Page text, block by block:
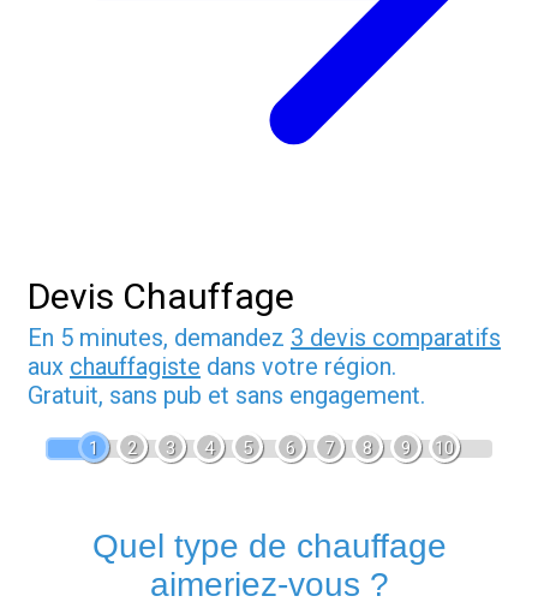
Devis Chauffage
En 5 minutes, demandez 3 devis comparatifs
aux chauffagiste dans votre région.
Gratuit, sans pub et sans engagement.
1 2 3 4 5 6 7 8 9 10
Quel type de chauffage
aimeriez-vous ?